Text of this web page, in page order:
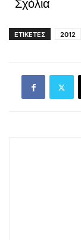
Σχόλια
ΕΤΙΚΕΤΕΣ 2012